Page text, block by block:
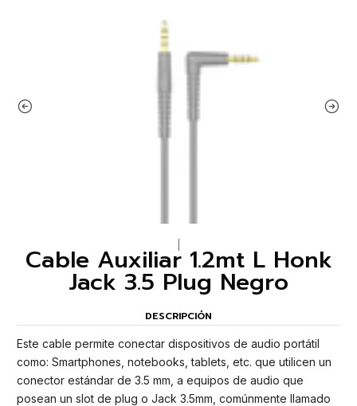
Cable Auxiliar 1.2mt L Honk
Jack 3.5 Plug Negro
DESCRIPCIÓN
Este cable permite conectar dispositivos de audio portátil
como: Smartphones, notebooks, tablets, etc. que utilicen un
conector estándar de 3.5 mm, a equipos de audio que
posean un slot de plug o Jack 3.5mm, comúnmente llamado